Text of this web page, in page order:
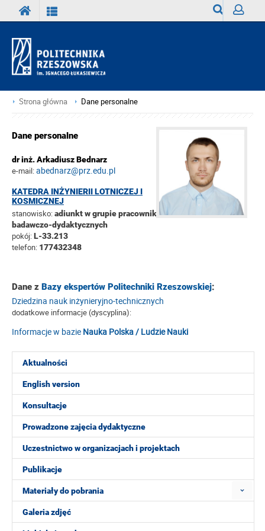
Strona główna Dane personalne
Aktualności
English version
Konsultacje
Prowadzone zajęcia dydaktyczne
Uczestnictwo w organizacjach i projektach
Publikacje
Materiały do pobrania
Galeria zdjęć
Dane personalne
dr inż. Arkadiusz Bednarz
e-mail:abednarz@prz.edu.pl
KATEDRA INŻYNIERII LOTNICZEJ I
KOSMICZNEJ
stanowisko:adiunkt w grupie pracowników
badawczo-dydaktycznych
pokój:L-33.213
telefon: 177432348
Dane z Bazy ekspertów Politechniki Rzeszowskiej:
Dziedzina nauk inżynieryjno-technicznych
dodatkowe informacje (dyscyplina):
Informacje w bazie Nauka Polska / Ludzie Nauki